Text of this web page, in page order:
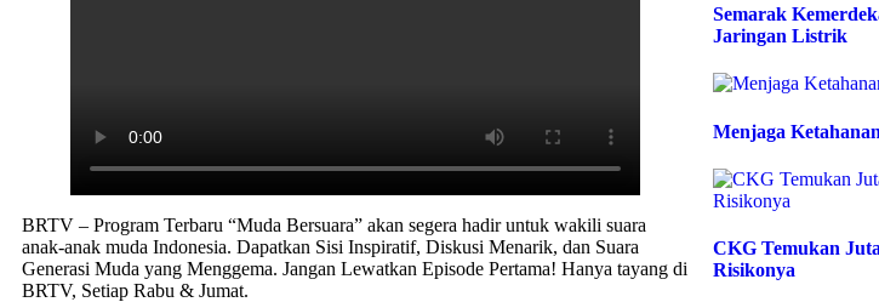
BRTV – Program Terbaru “Muda Bersuara” akan segera hadir untuk wakili suara
anak-anak muda Indonesia. Dapatkan Sisi Inspiratif, Diskusi Menarik, dan Suara
Generasi Muda yang Menggema. Jangan Lewatkan Episode Pertama! Hanya tayang di
BRTV, Setiap Rabu & Jumat.
Semarak
Jaringan Listrik
Menjaga
CKG Temukan
Risikonya